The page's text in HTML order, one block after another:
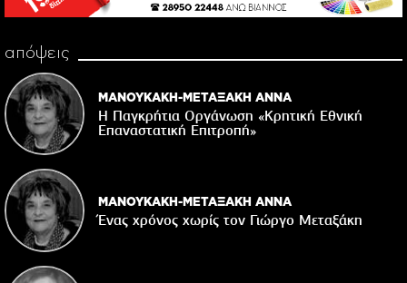
απόψεις
ΜΑΝΟΥΚΑΚΗ-ΜΕΤΑΞΑΚΗ ΑΝΝΑ
Η Παγκρήτια Οργάνωση «Κρητική Εθνική
Επαναστατική Eπιτροπή»
ΜΑΝΟΥΚΑΚΗ-ΜΕΤΑΞΑΚΗ ΑΝΝΑ
Ένας χρόνος χωρίς τον Γιώργο Μεταξάκη